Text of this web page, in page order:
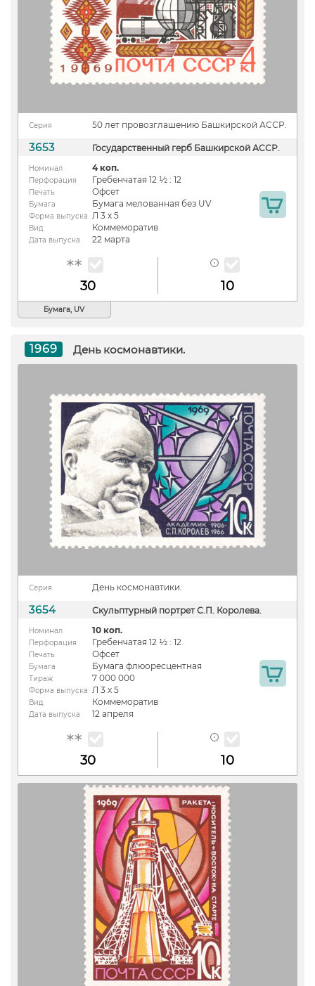
Серия 50 лет провозглашению Башкирской АССР.
3653 Государственный герб Башкирской АССР.
Номинал 4 коп.
Перфорация Гребенчатая 12 ½ : 12
Печать Офсет
Бумага Бумага мелованная без UV
Форма выпуска Л 3 х 5
Вид Коммеморатив
Дата выпуска 22 марта
30 10
Бумага, UV
1969 День космонавтики.
Серия День космонавтики.
3654 Скульптурный портрет С.П. Королева.
Номинал 10 коп.
Перфорация Гребенчатая 12 ½ : 12
Печать Офсет
Бумага Бумага флюоресцентная
Тираж 7 000 000
Форма выпуска Л 3 х 5
Вид Коммеморатив
Дата выпуска 12 апреля
30 10